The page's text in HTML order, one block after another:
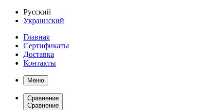
Русский
Украинский
Главная
Сертификаты
Доставка
Контакты
Меню
Сравнение
Сравнение